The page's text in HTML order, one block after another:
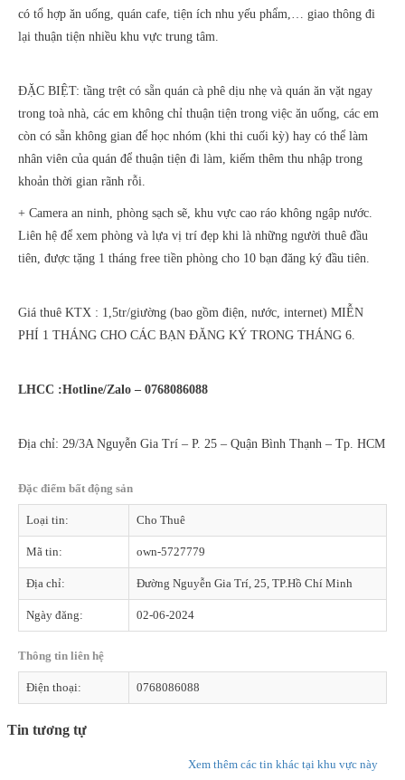
có tổ hợp ăn uống, quán cafe, tiện ích nhu yếu phẩm,… giao thông đi
lại thuận tiện nhiều khu vực trung tâm.
ĐẶC BIỆT: tầng trệt có sẵn quán cà phê dịu nhẹ và quán ăn vặt ngay
trong toà nhà, các em không chỉ thuận tiện trong việc ăn uống, các em
còn có sẵn không gian để học nhóm (khi thi cuối kỳ) hay có thể làm
nhân viên của quán để thuận tiện đi làm, kiếm thêm thu nhập trong
khoản thời gian rãnh rỗi.
+ Camera an ninh, phòng sạch sẽ, khu vực cao ráo không ngập nước.
Liên hệ để xem phòng và lựa vị trí đẹp khi là những người thuê đầu
tiên, được tặng 1 tháng free tiền phòng cho 10 bạn đăng ký đầu tiên.
Giá thuê KTX : 1,5tr/giường (bao gồm điện, nước, internet) MIỄN
PHÍ 1 THÁNG CHO CÁC BẠN ĐĂNG KÝ TRONG THÁNG 6.
LHCC :Hotline/Zalo – 0768086088
Địa chỉ: 29/3A Nguyễn Gia Trí – P. 25 – Quận Bình Thạnh – Tp. HCM
Đặc điểm bất động sản
Loại tin: Cho Thuê
Mã tin: own-5727779
Địa chỉ: Đường Nguyễn Gia Trí, 25, TP.Hồ Chí Minh
Ngày đăng: 02-06-2024
Thông tin liên hệ
Điện thoại: 0768086088
Tin tương tự
Xem thêm các tin khác tại khu vực này